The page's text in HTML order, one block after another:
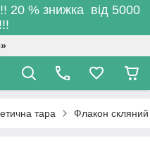
20 % знижка від 5000
тара Флакон